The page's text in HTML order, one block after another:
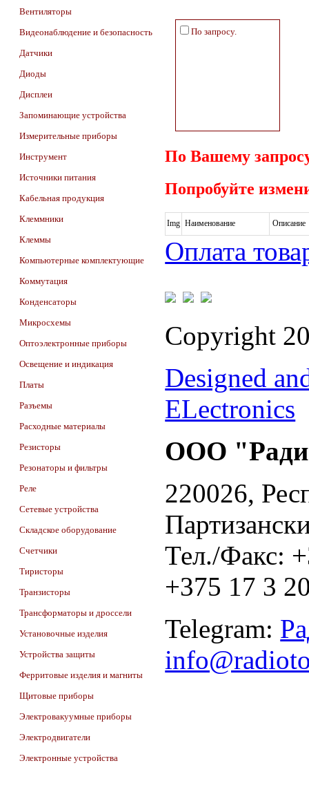
Вентиляторы
Видеонаблюдение и безопасность
Датчики
Диоды
Дисплеи
Запоминающие устройства
Измерительные приборы
Инструмент
Источники питания
Кабельная продукция
Клеммники
Клеммы
Компьютерные комплектующие
Коммутация
Конденсаторы
Микросхемы
Оптоэлектронные приборы
Освещение и индикация
Платы
Разъемы
Расходные материалы
Резисторы
Резонаторы и фильтры
Реле
Сетевые устройства
Складское оборудование
Счетчики
Тиристоры
Транзисторы
Трансформаторы и дроссели
Установочные изделия
Устройства защиты
Ферритовые изделия и магниты
Щитовые приборы
Электровакуумные приборы
Электродвигатели
Электронные устройства
По запросу.
По Вашему
Попробуйте
Img Наименование Описание
Оплата
Copyright
Designed
ELectronics
ООО
220026,
Тел./Факс:
+375 17 3
Telegram: